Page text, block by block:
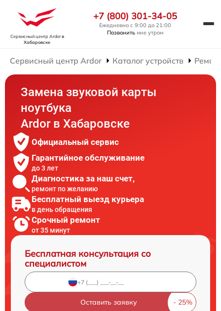
Сервисный центр Ardorв
Хабаровске
+7 (800) 301-34-05
Ежедневно с 9:00 до 21:00
Позвонить мне утром
Сервисный центр Ardor Каталог устройств
Замена звуковой карты
ноутбука
Ardor в Хабаровске
Официальный сервис
Гарантийное обслуживание
до 3 лет
Диагностика за наш счет,
ремонт по желанию
Бесплатный выезд курьера
в день обращения
Срочный ремонт
от 35 минут
Бесплатная консультация со
специалистом
Оставить заявку